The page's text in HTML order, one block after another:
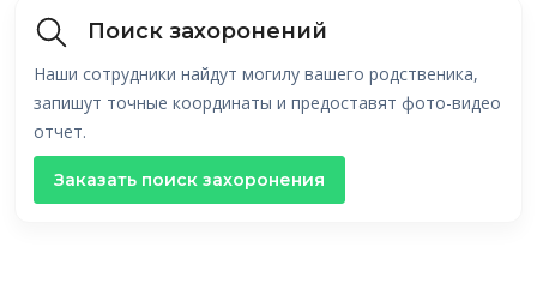
Поиск захоронений
Наши сотрудники найдут могилу вашего родственика,
запишут точные координаты и предоставят фото-видео
отчет.
Заказать поиск захоронения